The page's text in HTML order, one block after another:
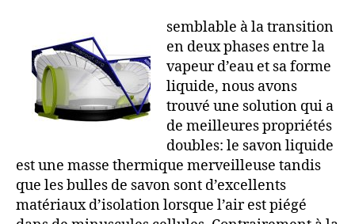
semblable à la transition
en deux phases entre la
vapeur d’eau et sa forme
liquide, nous avons
trouvé une solution qui a
de meilleures propriétés
doubles: le savon liquide
est une masse thermique merveilleuse tandis
que les bulles de savon sont d’excellents
matériaux d’isolation lorsque l’air est piégé